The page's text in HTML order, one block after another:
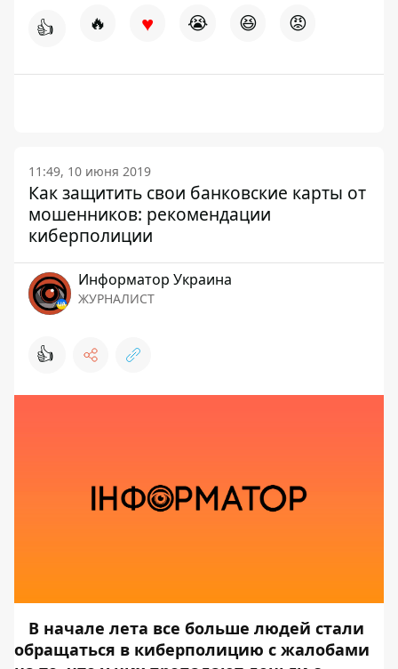
👍 🔥 ♥ 😭 😆 😡
11:49, 10 июня 2019
Как защитить свои банковские карты от
мошенников: рекомендации
киберполиции
Информатор Украина
ЖУРНАЛИСТ
👍
В начале лета все больше людей стали
обращаться в киберполицию с жалобами